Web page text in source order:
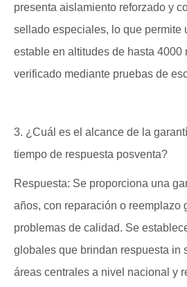
presenta aislamiento reforzado y
sellado especiales, lo que permite
estable en altitudes de hasta 4000
verificado mediante pruebas de
3. ¿Cuál es el alcance de la
tiempo de respuesta posventa?
Respuesta: Se proporciona una
años, con reparación o reemplazo
problemas de calidad. Se
globales que brindan respuesta in
áreas centrales a nivel nacional y